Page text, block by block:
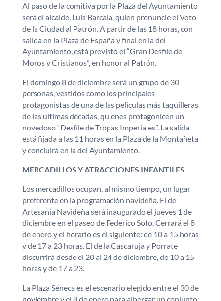
Al paso de la comitiva por la Plaza del Ayuntamiento
será el alcalde, Luis Barcala, quien pronuncie el Voto
de la Ciudad al Patrón. A partir de las 18 horas, con
salida en la Plaza de España y final en la del
Ayuntamiento, está previsto el “Gran Desfile de
Moros y Cristianos”, en honor al Patrón.
El domingo 8 de diciembre será un grupo de 30
personas, vestidos como los principales
protagonistas de una de las películas más taquilleras
de las últimas décadas, quienes protagonicen un
novedoso “Desfile de Tropas Imperiales”. La salida
está fijada a las 11 horas en la Plaza de la Montañeta
y concluirá en la del Ayuntamiento.
MERCADILLOS Y ATRACCIONES INFANTILES
Los mercadillos ocupan, al mismo tiempo, un lugar
preferente en la programación navideña. El de
Artesanía Navideña será inaugurado el jueves 1 de
diciembre en el paseo de Federico Soto. Cerrará el 8
de enero y el horario es el siguiente: de 10 a 15 horas
y de 17 a 23 horas. El de la Cascaruja y Porrate
discurrirá desde el 20 al 24 de diciembre, de 10 a 15
horas y de 17 a 23.
La Plaza Séneca es el escenario elegido entre el 30 de
noviembre y el 8 de enero para albergar un conjunto